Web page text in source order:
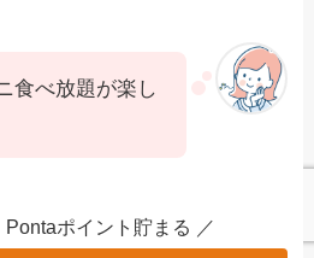
食べ放題が楽し
Pontaポイント貯まる ／